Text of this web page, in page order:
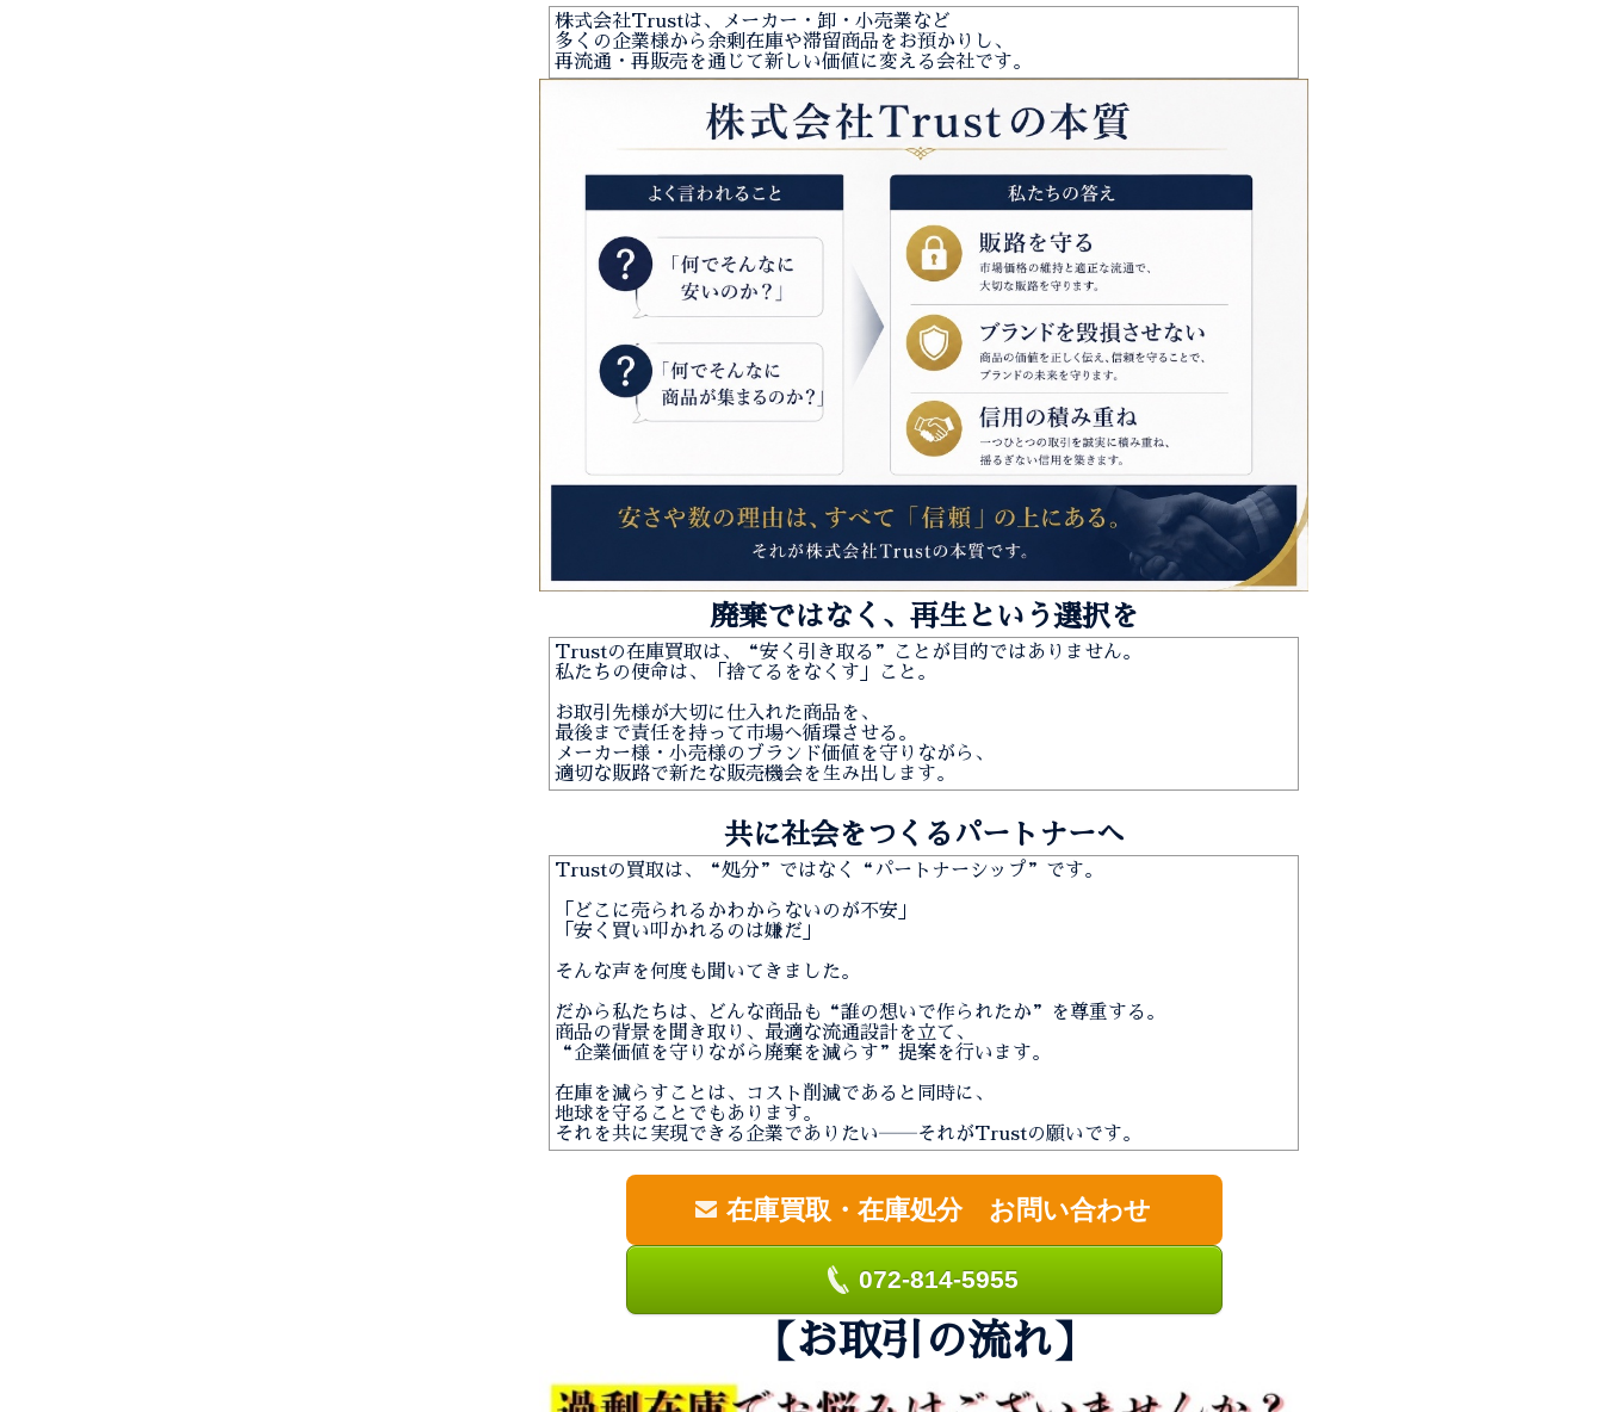
株式会社Trustは、メーカー・卸・小売業など
多くの企業様から余剰在庫や滞留商品をお預かりし、
再流通・再販売を通じて新しい価値に変える会社です。
廃棄ではなく、再生という選択を
Trustの在庫買取は、“安く引き取る”ことが目的ではありません。
私たちの使命は、「捨てるをなくす」こと。
お取引先様が大切に仕入れた商品を、
最後まで責任を持って市場へ循環させる。
メーカー様・小売様のブランド価値を守りながら、
適切な販路で新たな販売機会を生み出します。
共に社会をつくるパートナーへ
Trustの買取は、“処分”ではなく“パートナーシップ”です。
「どこに売られるかわからないのが不安」
「安く買い叩かれるのは嫌だ」
そんな声を何度も聞いてきました。
だから私たちは、どんな商品も“誰の想いで作られたか”を尊重する。
商品の背景を聞き取り、最適な流通設計を立て、
“企業価値を守りながら廃棄を減らす”提案を行います。
在庫を減らすことは、コスト削減であると同時に、
地球を守ることでもあります。
それを共に実現できる企業でありたい――それがTrustの願いです。
在庫買取・在庫処分 お問い合わせ
072-814-5955
【お取引の流れ】